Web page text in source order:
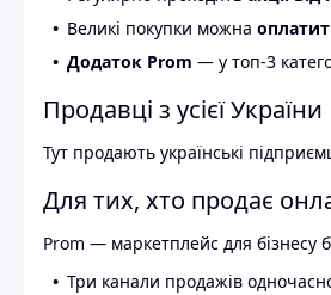
Великі покупки можна
Додаток Prom — у топ-3
Продавці з усієї України
Тут продають українські
Для тих, хто продає
Prom — маркетплейс для бізнесу
Три канали продажів